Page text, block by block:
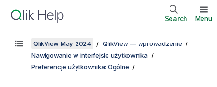
Search Menu
QlikView May 2024
QlikView — wprowadzenie
Nawigowanie w interfejsie użytkownika
Preferencje użytkownika: Ogólne